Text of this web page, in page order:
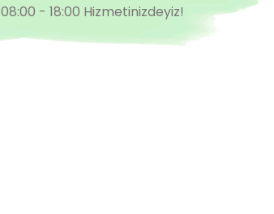
08:00 - 18:00 Hizmetinizdeyiz!